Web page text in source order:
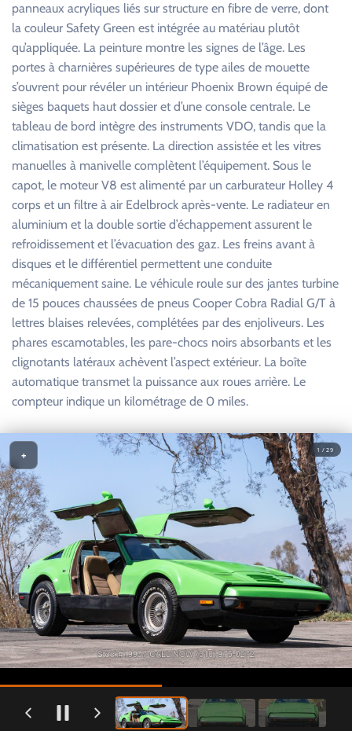
panneaux acryliques liés sur structure en fibre de verre, dont
la couleur Safety Green est intégrée au matériau plutôt
qu’appliquée. La peinture montre les signes de l’âge. Les
portes à charnières supérieures de type ailes de mouette
s’ouvrent pour révéler un intérieur Phoenix Brown équipé de
sièges baquets haut dossier et d’une console centrale. Le
tableau de bord intègre des instruments VDO, tandis que la
climatisation est présente. La direction assistée et les vitres
manuelles à manivelle complètent l’équipement. Sous le
capot, le moteur V8 est alimenté par un carburateur Holley 4
corps et un filtre à air Edelbrock après-vente. Le radiateur en
aluminium et la double sortie d’échappement assurent le
refroidissement et l’évacuation des gaz. Les freins avant à
disques et le différentiel permettent une conduite
mécaniquement saine. Le véhicule roule sur des jantes turbine
de 15 pouces chaussées de pneus Cooper Cobra Radial G/T à
lettres blaises relevées, complétées par des enjoliveurs. Les
phares escamotables, les pare-chocs noirs absorbants et les
clignotants latéraux achèvent l’aspect extérieur. La boîte
automatique transmet la puissance aux roues arrière. Le
compteur indique un kilométrage de 0 miles.
1 / 29
+